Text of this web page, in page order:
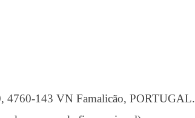
4760-143 VN Famalicão, PORTUGAL.